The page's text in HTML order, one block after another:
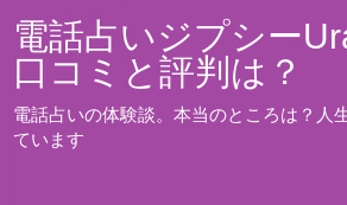
電話占いジプシー
口コミと評判は？
電話占いの体験談。本当のところは？人
ています